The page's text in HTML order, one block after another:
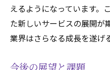
えるようになっています。
た新しいサービスの展開が
業界はさらなる成長を遂げ
今後の展望と課題